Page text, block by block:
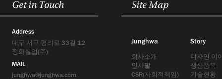
Get in Touch
Address
대구 서구 평리로 33길 12
정화실업(주)
MAIL
junghwa@junghwa.com
Site Map
Junghwa
회사소개
인사말
CSR(사회적책임)
Story
디자인 이
생산품목
기술현황